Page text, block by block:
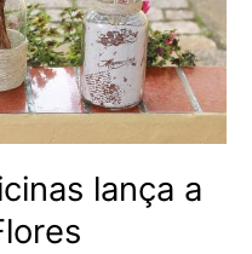
lança a